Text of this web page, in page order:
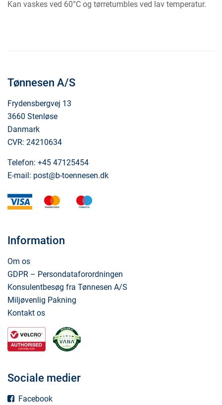
Kan vaskes ved 60°C og tørretumbles ved lav temperatur.
Tønnesen A/S
Frydensbergvej 13
3660 Stenløse
Danmark
CVR: 24210634
Telefon: +45 47125454
E-mail: post@b-toennesen.dk
visa mastercard
Information
Om os
GDPR – Persondataforordningen
Konsulentbesøg fra Tønnesen A/S
Miljøvenlig Pakning
Kontakt os
Sociale medier
Facebook